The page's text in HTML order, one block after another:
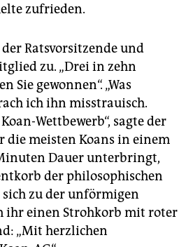
zufrieden.
der Ratsvorsitzende und
zu. „Drei in zehn
gewonnen“. „Was
ich ihn misstrauisch.
Wettbewerb“, sagte der
die meisten Koans in einem
Dauer unterbringt,
der philosophischen
zu der unförmigen
ihr einen Strohkorb mit roter
„Mit herzlichen